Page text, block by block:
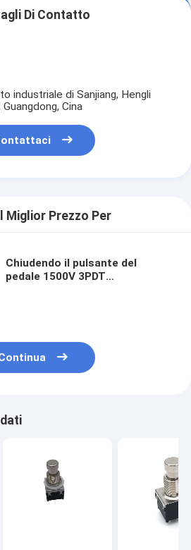
Di Contatto
industriale di Sanjiang, Hengli
Cina
Miglior Prezzo Per
Chiudendo il pulsante del
pedale 1500V 3PDT